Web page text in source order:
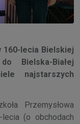
lecia Bielskiej
Bielska-Białej
najstarszych
Przemysłowa
(o obchodach